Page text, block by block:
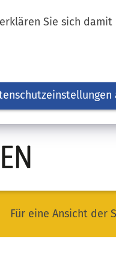
Sie sich
Für eine Ansicht der